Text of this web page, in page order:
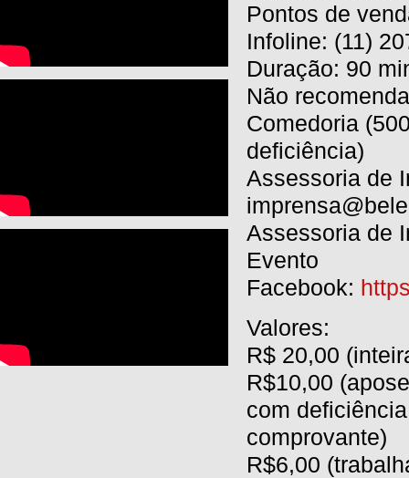
Pontos de
Infoline: (11)
Duração: 90
Não
Comedoria
deficiência)
Assessoria de
Assessoria de
Evento
Facebook:
Valores:
R$ 20,00
R$10,00
com
comprovante)
R$6,00